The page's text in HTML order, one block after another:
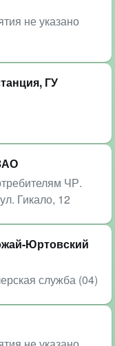
не указано
ГУ
ЧР.
Гикало, 12
Юртовский
служба (04)